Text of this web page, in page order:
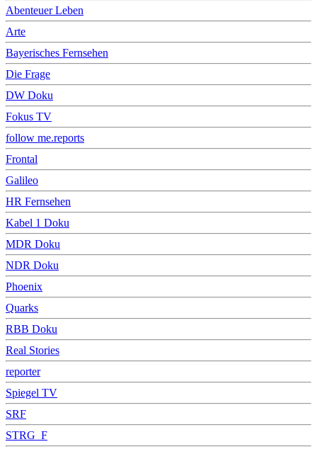
Abenteuer Leben
Arte
Bayerisches Fernsehen
Die Frage
DW Doku
Fokus TV
follow me.reports
Frontal
Galileo
HR Fernsehen
Kabel 1 Doku
MDR Doku
NDR Doku
Phoenix
Quarks
RBB Doku
Real Stories
reporter
Spiegel TV
SRF
STRG_F